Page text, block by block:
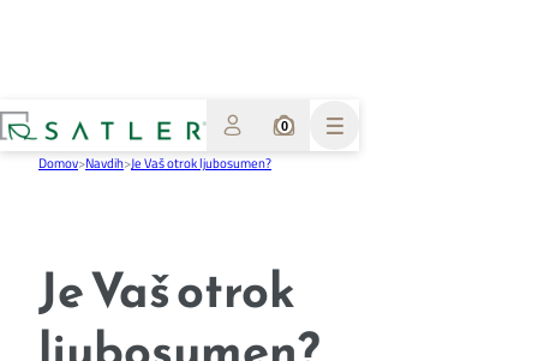
0
Domov>Navdih>Je Vaš otrok ljubosumen?
Je Vaš otrok